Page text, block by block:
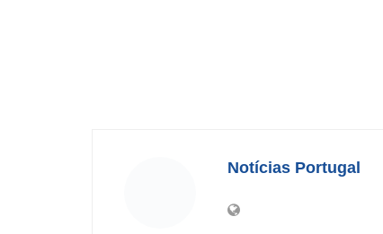
Notícias Portugal